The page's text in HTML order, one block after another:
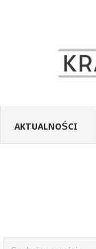
AKTUALNOŚCI